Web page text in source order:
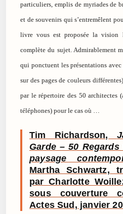
particuliers, emplis de myriades de
et de souvenirs qui s’entremêlent
livre vous est proposée la
complète du sujet. Admirablement
qui ponctuent les présentations
sur des pages de couleurs
par le répertoire des 50 architectes
téléphones) pour le cas où …
Tim Richardson,
Garde – 50
paysage
Martha Schwartz,
par Charlotte
sous couverture
Actes Sud, janvier